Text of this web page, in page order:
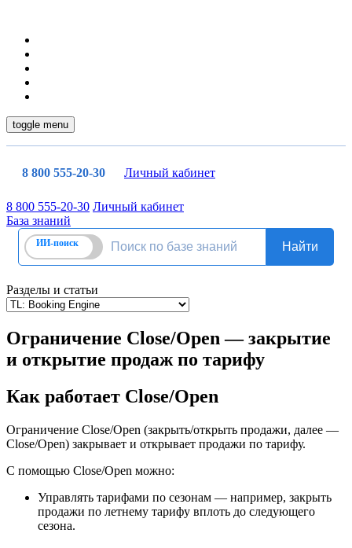
toggle menu
8 800 555-20-30 Личный кабинет
8 800 555-20-30 Личный кабинет
База знаний
Разделы и статьи
Ограничение Close/Open — закрытие
и открытие продаж по тарифу
Как работает Close/Open
Ограничение Close/Open (закрыть/открыть продажи, далее —
Close/Open) закрывает и открывает продажи по тарифу.
С помощью Close/Open можно:
Управлять тарифами по сезонам — например, закрыть
продажи по летнему тарифу вплоть до следующего
сезона.